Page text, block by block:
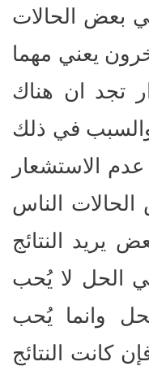
بعض الحالات
يعني مهما
تجد ان هناك
في ذلك
الاستشعار
الناس
يريد النتائج
الحل لا يُحب
وانما يُحب
كانت النتائج